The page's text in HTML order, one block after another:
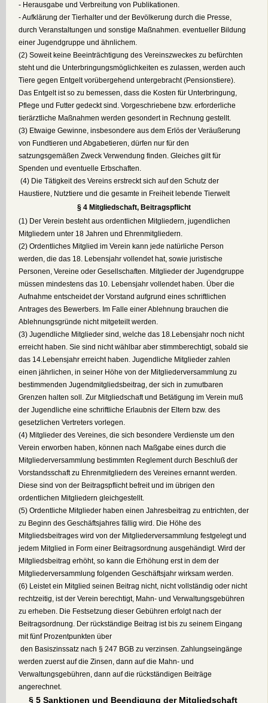
- Herausgabe und Verbreitung von Publikationen.
- Aufklärung der Tierhalter und der Bevölkerung durch die Presse,
durch Veranstaltungen und sonstige Maßnahmen. eventueller Bildung
einer Jugendgruppe und ähnlichem.
(2) Soweit keine Beeinträchtigung des Vereinszweckes zu befürchten
steht und die Unterbringungsmöglichkeiten es zulassen, werden auch
Tiere gegen Entgelt vorübergehend untergebracht (Pensionstiere).
Das Entgelt ist so zu bemessen, dass die Kosten für Unterbringung,
Pflege und Futter gedeckt sind. Vorgeschriebene bzw. erforderliche
tierärztliche Maßnahmen werden gesondert in Rechnung gestellt.
(3) Etwaige Gewinne, insbesondere aus dem Erlös der Veräußerung
von Fundtieren und Abgabetieren, dürfen nur für den
satzungsgemäßen Zweck Verwendung finden. Gleiches gilt für
Spenden und eventuelle Erbschaften.
(4) Die Tätigkeit des Vereins erstreckt sich auf den Schutz der
Haustiere, Nutztiere und die gesamte in Freiheit lebende Tierwelt
§ 4 Mitgliedschaft, Beitragspflicht
(1) Der Verein besteht aus ordentlichen Mitgliedern, jugendlichen
Mitgliedern unter 18 Jahren und Ehrenmitgliedern.
(2) Ordentliches Mitglied im Verein kann jede natürliche Person
werden, die das 18. Lebensjahr vollendet hat, sowie juristische
Personen, Vereine oder Gesellschaften. Mitglieder der Jugendgruppe
müssen mindestens das 10. Lebensjahr vollendet haben. Über die
Aufnahme entscheidet der Vorstand aufgrund eines schriftlichen
Antrages des Bewerbers. Im Falle einer Ablehnung brauchen die
Ablehnungsgründe nicht mitgeteilt werden.
(3) Jugendliche Mitglieder sind, welche das 18.Lebensjahr noch nicht
erreicht haben. Sie sind nicht wählbar aber stimmberechtigt, sobald sie
das 14.Lebensjahr erreicht haben. Jugendliche Mitglieder zahlen
einen jährlichen, in seiner Höhe von der Mitgliederversammlung zu
bestimmenden Jugendmitgliedsbeitrag, der sich in zumutbaren
Grenzen halten soll. Zur Mitgliedschaft und Betätigung im Verein muß
der Jugendliche eine schriftliche Erlaubnis der Eltern bzw. des
gesetzlichen Vertreters vorlegen.
(4) Mitglieder des Vereines, die sich besondere Verdienste um den
Verein erworben haben, können nach Maßgabe eines durch die
Mitgliederversammlung bestimmten Reglement durch Beschluß der
Vorstandsschaft zu Ehrenmitgliedern des Vereines ernannt werden.
Diese sind von der Beitragspflicht befreit und im übrigen den
ordentlichen Mitgliedern gleichgestellt.
(5) Ordentliche Mitglieder haben einen Jahresbeitrag zu entrichten, der
zu Beginn des Geschäftsjahres fällig wird. Die Höhe des
Mitgliedsbeitrages wird von der Mitgliederversammlung festgelegt und
jedem Mitglied in Form einer Beitragsordnung ausgehändigt. Wird der
Mitgliedsbeitrag erhöht, so kann die Erhöhung erst in dem der
Mitgliederversammlung folgenden Geschäftsjahr wirksam werden.
(6) Leistet ein Mitglied seinen Beitrag nicht, nicht vollständig oder nicht
rechtzeitig, ist der Verein berechtigt, Mahn- und Verwaltungsgebühren
zu erheben. Die Festsetzung dieser Gebühren erfolgt nach der
Beitragsordnung. Der rückständige Beitrag ist bis zu seinem Eingang
mit fünf Prozentpunkten über
den Basiszinssatz nach § 247 BGB zu verzinsen. Zahlungseingänge
werden zuerst auf die Zinsen, dann auf die Mahn- und
Verwaltungsgebühren, dann auf die rückständigen Beiträge
angerechnet.
§ 5 Sanktionen und Beendigung der Mitgliedschaft